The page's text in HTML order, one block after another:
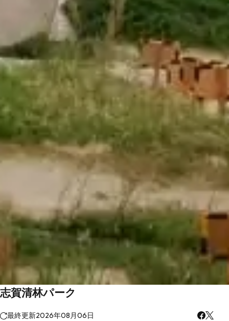
志賀清林パーク
最終更新2026年08月06日